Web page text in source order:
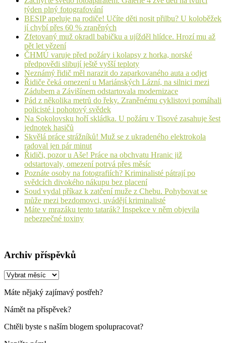
týden plný fotografování
BESIP apeluje na rodiče! Učíte děti nosit přilbu? U koloběžek
jí chybí přes 60 % zraněných
Zfetovaný muž okradl babičku a ujížděl hlídce. Hrozí mu až
pět let vězení
ČHMÚ varuje před požáry i kolapsy z horka, norské
předpovědi slibují ještě vyšší teploty
Neznámý řidič měl narazit do zaparkovaného auta a odjet
Řidiče čeká omezení u Mariánských Lázní, na silnici mezi
Zádubem a Závišínem odstartovala modernizace
Pád z několika metrů do řeky. Zraněnému cyklistovi pomáhali
policisté i pohotový svědek
Na Sokolovsku hoří skládka. U požáru v Tisové zasahuje šest
jednotek hasičů
Skvělá práce strážníků! Muž se z ukradeného elektrokola
radoval jen pár minut
Řidiči, pozor u Aše! Práce na obchvatu Hranic již
odstartovaly, omezení potrvá přes měsíc
Poznáte osoby na fotografiích? Kriminalisté pátrají po
svědcích divokého nákupu bez placení
Soud vydal příkaz k zatčení muže z Chebu. Pohybovat se
může mezi bezdomovci, uvádějí kriminalisté
Máte v mrazáku tento tatarák? Inspekce v něm objevila
nebezpečné toxiny
Archiv příspěvků
Archiv
Máte nějaký zajímavý postřeh?
Námět na příspěvek?
Chtěli byste s naším blogem spolupracovat?